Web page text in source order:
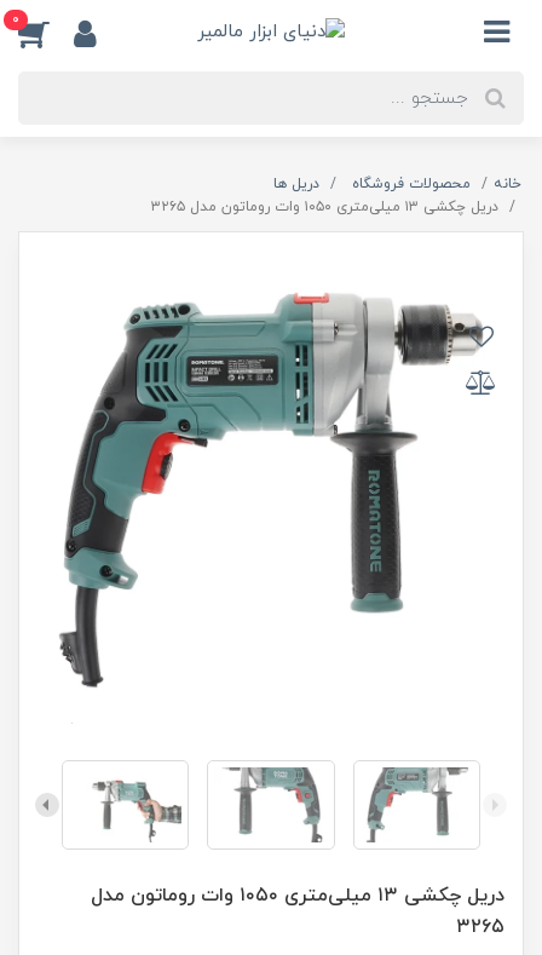
0
خانه محصولات فروشگاه
دریل ها
دریل چکشی ۱۳ میلی‌متری ۱۰۵۰ وات روماتون مدل ۳۲۶۵
دریل چکشی ۱۳ میلی‌متری ۱۰۵۰ وات روماتون مدل
۳۲۶۵